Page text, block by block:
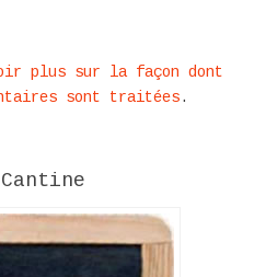
plus sur la façon dont
sont traitées.